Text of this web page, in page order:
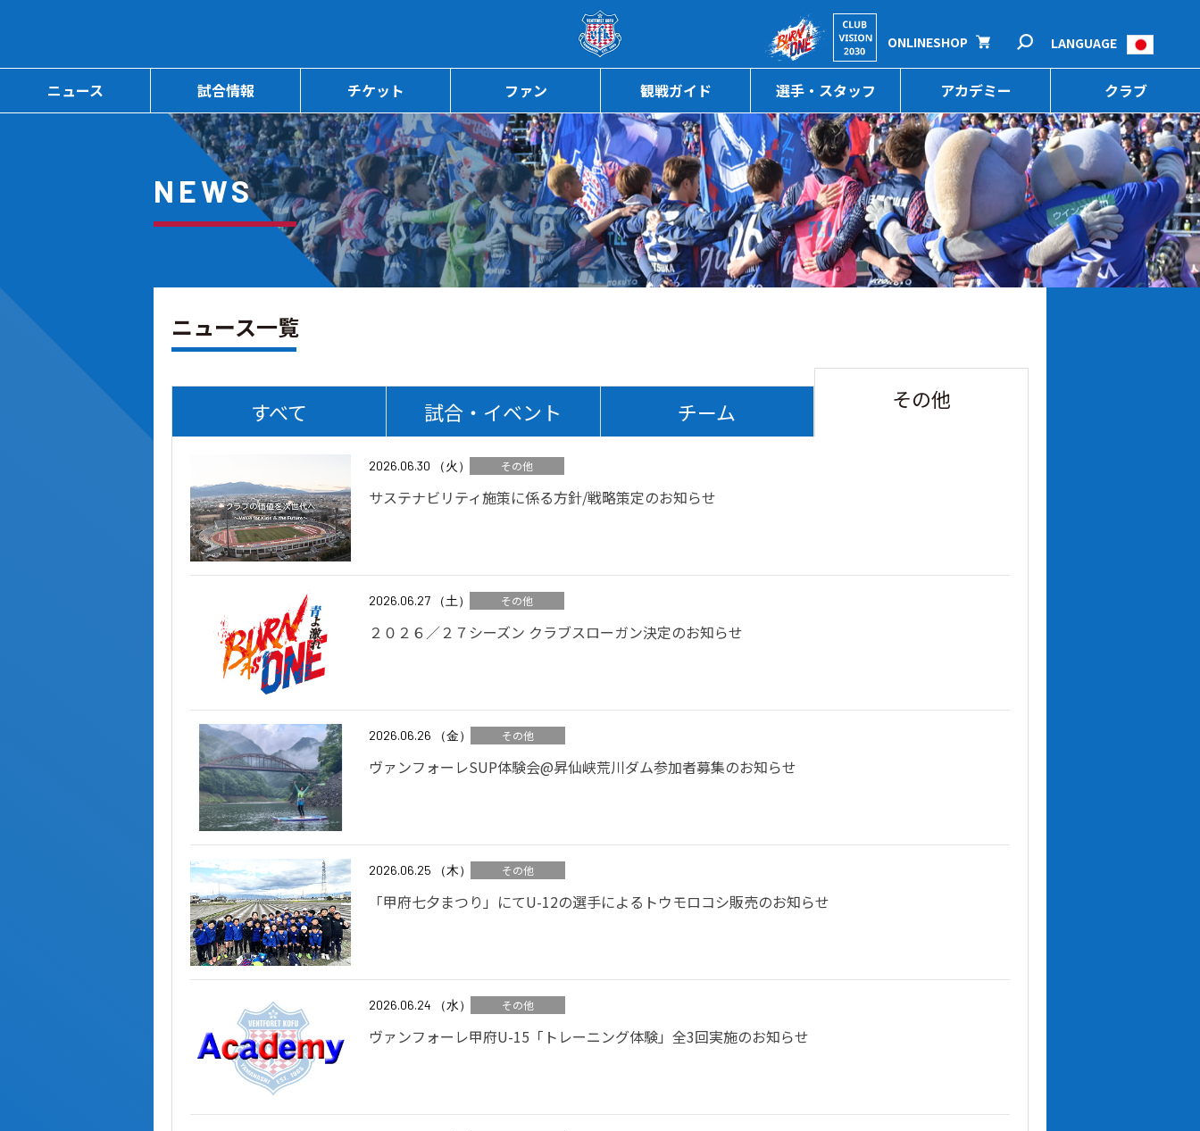
ページの本文へ
ニュース 試合情報 チケット ファン 観戦ガイド 選手・スタッフ アカデミー クラブ
ONLINESHOP LANGUAGE
NEWS
ニュース一覧
すべて 試合・イベント チーム その他
2026.06.30 （火） その他
サステナビリティ施策に係る方針/戦略策定のお知らせ
2026.06.27 （土） その他
２０２６／２７シーズン クラブスローガン決定のお知らせ
2026.06.26 （金） その他
ヴァンフォーレSUP体験会@昇仙峡荒川ダム参加者募集のお知らせ
2026.06.25 （木） その他
「甲府七夕まつり」にてU-12の選手によるトウモロコシ販売のお知らせ
2026.06.24 （水） その他
ヴァンフォーレ甲府U-15「トレーニング体験」全3回実施のお知らせ